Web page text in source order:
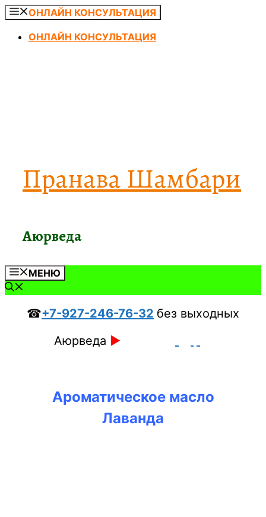
Перейти
содержимому
ОНЛАЙН КОНСУЛЬТАЦИЯ
ОНЛАЙН КОНСУЛЬТАЦИЯ
Пранава Шамбари
Аюрведа
МЕНЮ
☎+7-927-246-76-32 без выходных
Аюрведа ►
Ароматическое масло
Лаванда